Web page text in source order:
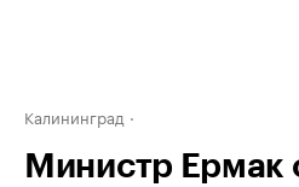
Калининград
Министр Ермак